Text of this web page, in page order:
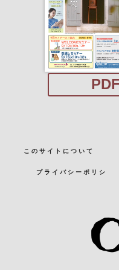
このサイトについて
プライバシーポリシ